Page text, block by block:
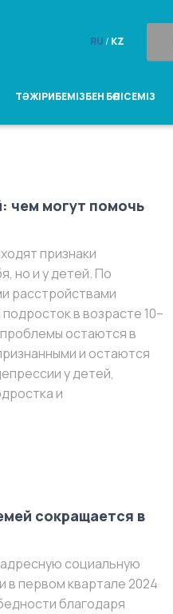
RU/ KZ
ТӘЖІРИБЕМІЗБЕН БӨЛІСЕМІЗ
чем могут помочь
признаки
но и у детей. По
расстройствами
в возрасте 10–
остаются в
и остаются
у детей,
и
сокращается в
социальную
в первом квартале 2024
благодаря